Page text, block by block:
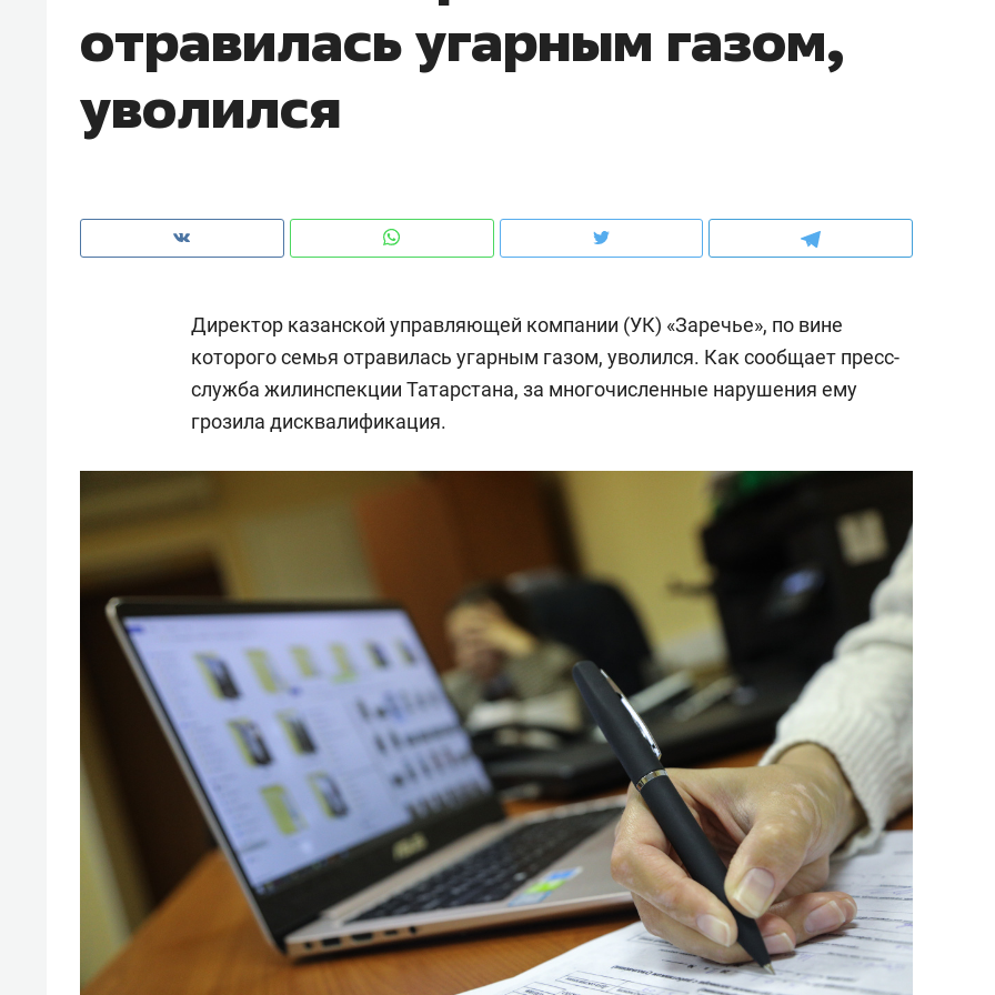
отравилась угарным газом,
уволился
Директор казанской управляющей компании (УК) «Заречье», по вине
которого семья отравилась угарным газом, уволился. Как сообщает пресс-
служба жилинспекции Татарстана, за многочисленные нарушения ему
грозила дисквалификация.
чем интересен Оман?
клиентах и чудных запросах мастеров налогах и развитии без
Оставить шум за волной: как
ЖК «Заря»
Рекомендуем
когда человек не считает
Рекомендуем
с мебелью за 2
для меня это